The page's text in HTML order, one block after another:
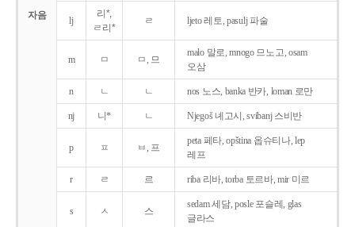
자음 lj
리*,
ㄹ리*
ㄹ ljeto 레토, pasulj 파술
m ㅁ ㅁ, 므
malo 말로, mnogo 므노고, osam
오삼
n ㄴ ㄴ nos 노스, banka 반카, loman 로만
nj 니* ㄴ Njegoš 녜고시, svibanj 스비반
p ㅍ ㅂ, 프
peta 페타, opština 옵슈티나, lep
레프
r ㄹ 르 riba 리바, torba 토르바, mir 미르
s ㅅ 스
sedam 세담, posle 포슬레, glas
글라스